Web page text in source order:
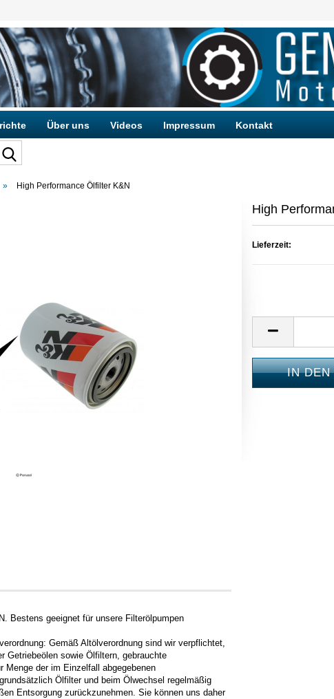
Passwort vergessen?
Über uns Videos Impressum Kontakt
» High Performance Ölfilter K&N
High
Lieferzeit:
Bestens geeignet für unsere Filterölpumpen
Gemäß Altölverordnung sind wir verpflichtet,
Getriebeölen sowie Ölfiltern, gebrauchte
Menge der im Einzelfall abgegebenen
Ölfilter und beim Ölwechsel regelmäßig
Entsorgung zurückzunehmen. Sie können uns daher